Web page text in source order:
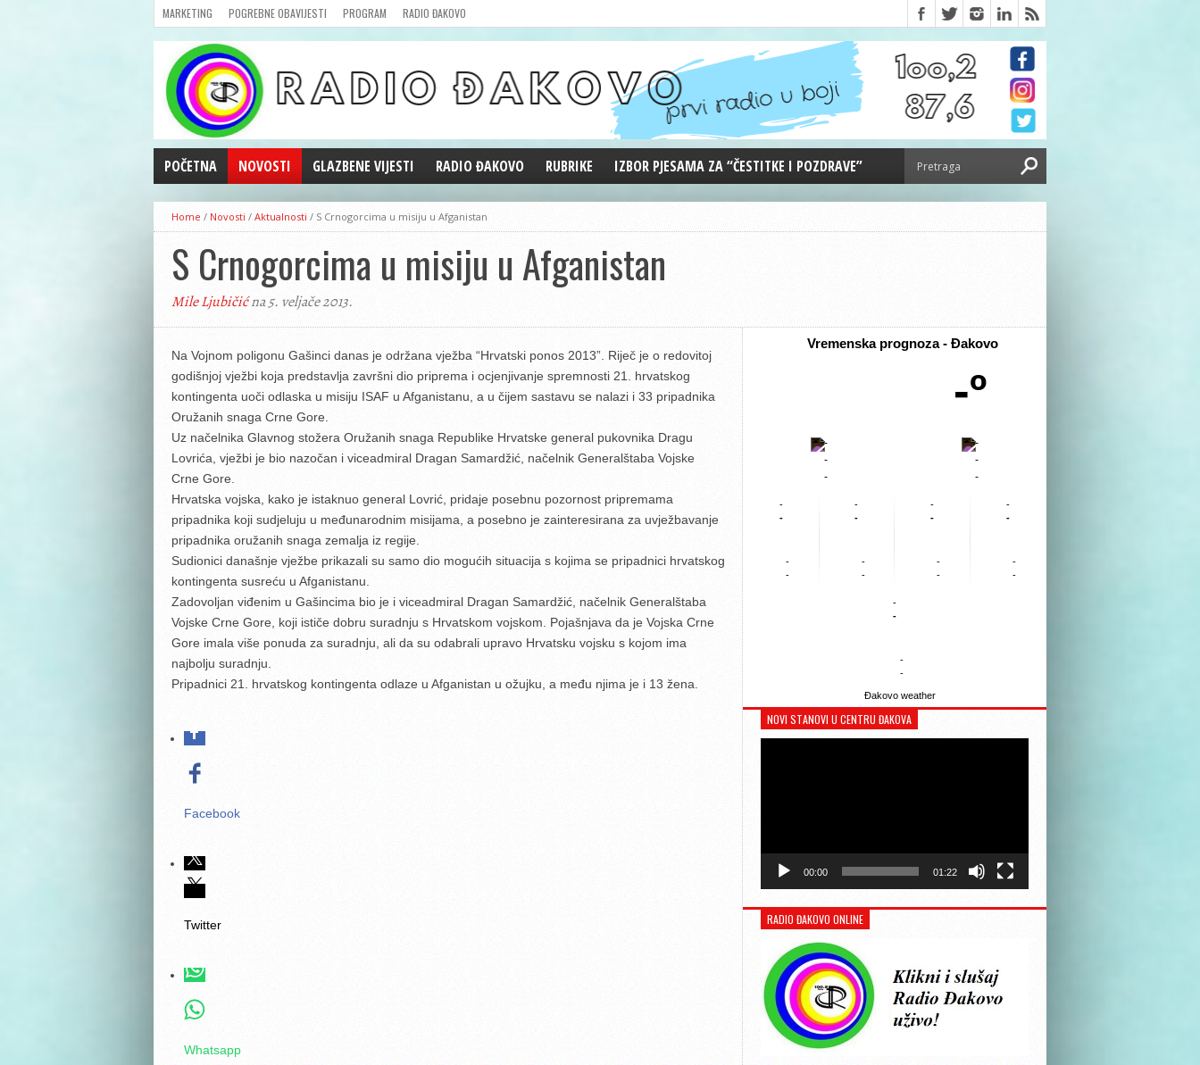
MARKETING POGREBNE OBAVIJESTI PROGRAM RADIO ĐAKOVO
POČETNA NOVOSTI
AKTUALNOSTI
CRNA KRONIKA
POLITIKA
ZANIMLJIVOSTI
GOSPODARSTVO
KULTURA
ŠPORT
REPRIZE EMISIJA
GLAZBENE VIJESTI RADIO ĐAKOVO
MARKETING
RUBRIKE
REPRIZE EMISIJA
DOBRE VIBRACIJE
ĐAKOVO GRADE
WEB ANKETA
IZBOR PJESAMA ZA “ČESTITKE I POZDRAVE”
Home / Novosti / Aktualnosti / S Crnogorcima u misiju u Afganistan
S Crnogorcima u misiju u Afganistan
Mile Ljubičićna 5. veljače 2013.
Na Vojnom poligonu Gašinci danas je održana vježba “Hrvatski ponos 2013”. Riječ je o redovitoj
godišnjoj vježbi koja predstavlja završni dio priprema i ocjenjivanje spremnosti 21. hrvatskog
kontingenta uoči odlaska u misiju ISAF u Afganistanu, a u čijem sastavu se nalazi i 33 pripadnika
Oružanih snaga Crne Gore.
Uz načelnika Glavnog stožera Oružanih snaga Republike Hrvatske general pukovnika Dragu
Lovrića, vježbi je bio nazočan i viceadmiral Dragan Samardžić, načelnik Generalštaba Vojske
Crne Gore.
Hrvatska vojska, kako je istaknuo general Lovrić, pridaje posebnu pozornost pripremama
pripadnika koji sudjeluju u međunarodnim misijama, a posebno je zainteresirana za uvježbavanje
pripadnika oružanih snaga zemalja iz regije.
Sudionici današnje vježbe prikazali su samo dio mogućih situacija s kojima se pripadnici hrvatskog
kontingenta susreću u Afganistanu.
Zadovoljan viđenim u Gašincima bio je i viceadmiral Dragan Samardžić, načelnik Generalštaba
Vojske Crne Gore, koji ističe dobru suradnju s Hrvatskom vojskom. Pojašnjava da je Vojska Crne
Gore imala više ponuda za suradnju, ali da su odabrali upravo Hrvatsku vojsku s kojom ima
najbolju suradnju.
Pripadnici 21. hrvatskog kontingenta odlaze u Afganistan u ožujku, a među njima je i 13 žena.
Facebook
Twitter
Whatsapp
Vremenska prognoza - Đakovo
-º
-
-
-
-
-
-
-
-
-
-
-
-
-
-
-
-
-
-
-
-
-
-
-
-
-
-
Đakovo weather
NOVI STANOVI U CENTRU ĐAKOVA
00:00 01:22
RADIO ĐAKOVO ONLINE